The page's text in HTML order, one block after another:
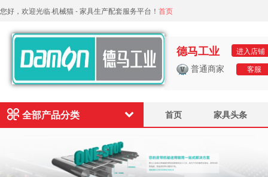
您好，欢迎光临·机械猫 - 家具生产配套服务平台！ 首页
德马工业 进入店铺
普通商家 客服
全部产品分类 首页 家具头条